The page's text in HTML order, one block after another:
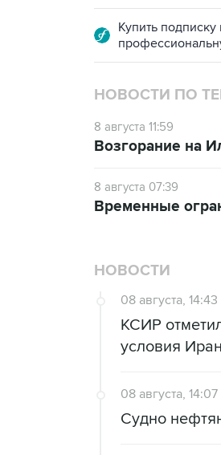
Купить подписку
НОВОСТИ ПО
8 августа 11:59
Возгорание на
8 августа 07:39
Временные
НОВОСТИ
08 августа, 14:43
КСИР
условия
08 августа, 14:07
Судно